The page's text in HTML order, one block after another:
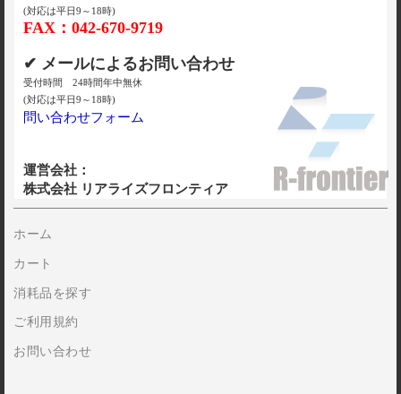
(対応は平日9～18時)
FAX：042-670-9719
✔ メールによるお問い合わせ
受付時間 24時間年中無休
(対応は平日9～18時)
問い合わせフォーム
運営会社：
株式会社 リアライズフロンティア
ホーム
カート
消耗品を探す
ご利用規約
お問い合わせ